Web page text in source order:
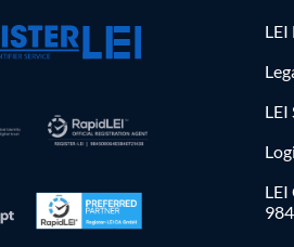
LEI
LEI